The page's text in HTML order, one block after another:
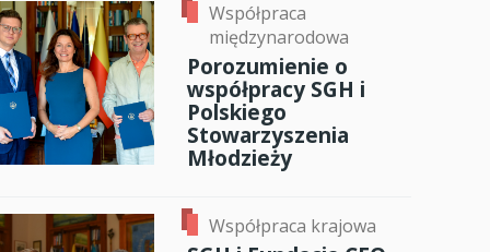
SGH
SGH
Współpraca
międzynarodowa
Porozumienie o
współpracy SGH i
Polskiego
Stowarzyszenia
Młodzieży
Współpraca krajowa